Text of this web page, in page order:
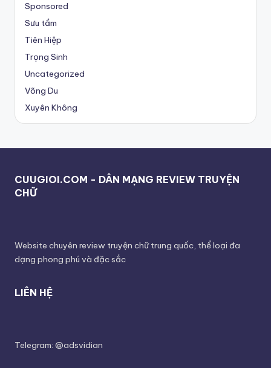
Sponsored
Sưu tầm
Tiên Hiệp
Trọng Sinh
Uncategorized
Võng Du
Xuyên Không
CUUGIOI.COM - DÂN MẠNG REVIEW TRUYỆN
CHỮ
Website chuyên review truyện chữ trung quốc, thể loại đa
dạng phong phú và đặc sắc
LIÊN HỆ
Telegram: @adsvidian